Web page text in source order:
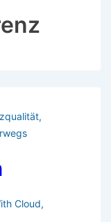
,
Cloud,